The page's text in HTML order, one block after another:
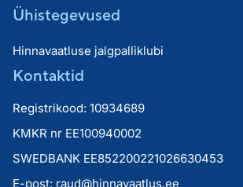
Ühistegevused
Hinnavaatluse jalgpalliklubi
Kontaktid
Registrikood: 10934689
KMKR nr EE100940002
SWEDBANK EE852200221026630453
E-post: raud@hinnavaatlus.ee